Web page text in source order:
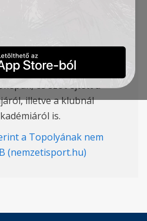
beszélt arról, mit
héten elért történelmi
és szót ejtett a
illetve a klubnál
is.
a Topolyának nem
(nemzetisport.hu)